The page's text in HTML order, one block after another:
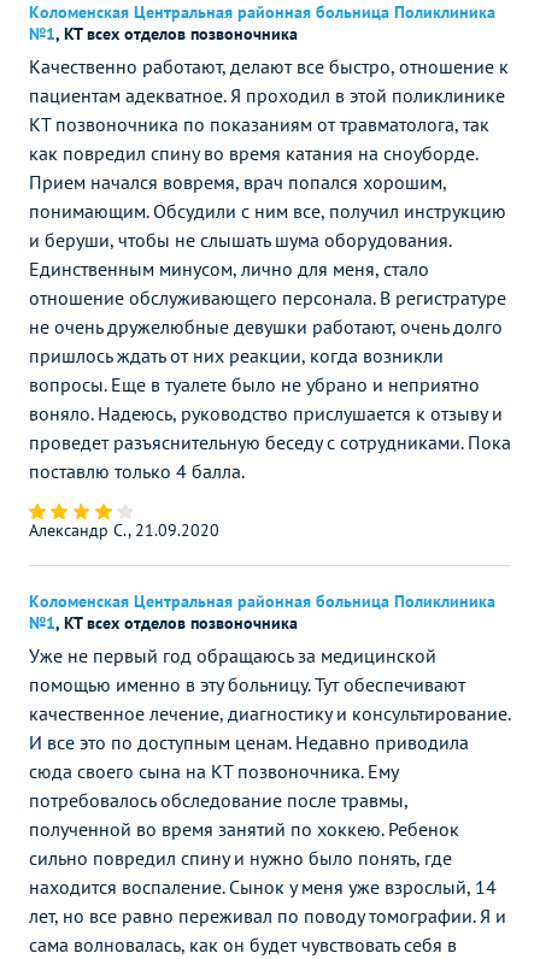
Коломенская Центральная районная больница Поликлиника
№1, КТ всех отделов позвоночника
Качественно работают, делают все быстро, отношение к
пациентам адекватное. Я проходил в этой поликлинике
КТ позвоночника по показаниям от травматолога, так
как повредил спину во время катания на сноуборде.
Прием начался вовремя, врач попался хорошим,
понимающим. Обсудили с ним все, получил инструкцию
и беруши, чтобы не слышать шума оборудования.
Единственным минусом, лично для меня, стало
отношение обслуживающего персонала. В регистратуре
не очень дружелюбные девушки работают, очень долго
пришлось ждать от них реакции, когда возникли
вопросы. Еще в туалете было не убрано и неприятно
воняло. Надеюсь, руководство прислушается к отзыву и
проведет разъяснительную беседу с сотрудниками. Пока
поставлю только 4 балла.
Александр С., 21.09.2020
Коломенская Центральная районная больница Поликлиника
№1, КТ всех отделов позвоночника
Уже не первый год обращаюсь за медицинской
помощью именно в эту больницу. Тут обеспечивают
качественное лечение, диагностику и консультирование.
И все это по доступным ценам. Недавно приводила
сюда своего сына на КТ позвоночника. Ему
потребовалось обследование после травмы,
полученной во время занятий по хоккею. Ребенок
сильно повредил спину и нужно было понять, где
находится воспаление. Сынок у меня уже взрослый, 14
лет, но все равно переживал по поводу томографии. Я и
сама волновалась, как он будет чувствовать себя в